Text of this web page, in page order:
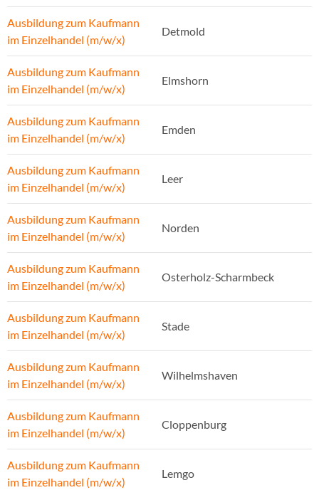
Ausbildung zum Kaufmann
im Einzelhandel (m/w/x)
Detmold
Ausbildung zum Kaufmann
im Einzelhandel (m/w/x)
Elmshorn
Ausbildung zum Kaufmann
im Einzelhandel (m/w/x)
Emden
Ausbildung zum Kaufmann
im Einzelhandel (m/w/x)
Leer
Ausbildung zum Kaufmann
im Einzelhandel (m/w/x)
Norden
Ausbildung zum Kaufmann
im Einzelhandel (m/w/x)
Osterholz-Scharmbeck
Ausbildung zum Kaufmann
im Einzelhandel (m/w/x)
Stade
Ausbildung zum Kaufmann
im Einzelhandel (m/w/x)
Wilhelmshaven
Ausbildung zum Kaufmann
im Einzelhandel (m/w/x)
Cloppenburg
Ausbildung zum Kaufmann
im Einzelhandel (m/w/x)
Lemgo